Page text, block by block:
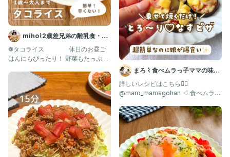
★カレー粉(S&B赤缶) 小さじ1/2
作り方))
①玉ねぎみじん切り、なす縦に1/4に切って→1.5cm幅のいちょう
切り、ミニトマト1/2に切る。
②フライパンに油を入れて中火で熱し、にんにくチューブ・生姜
チューブを入れて香りが立ったら、豚挽肉を入れて肉の色が変わ
るまで炒める。
③玉ねぎを入れ透き通るまで炒めて、なすを入れてしんなりする
まで炒める。
④ミニトマト、★の調味料を入れて炒めて、全体に調味料が絡ま
せる。
miho⌇2歳差兄弟の離乳食・幼
児食 取り分けレシピ
❁タコライス 休日のお昼ご
はんにもぴったり！ 野菜もたっぷり
まろ ⌇ 食べムラっ子ママの味方
| 幼児食1歳〜
詳しいレシピはこちら👇🏻
@maro_mamagohan ◁ 食べムラっ